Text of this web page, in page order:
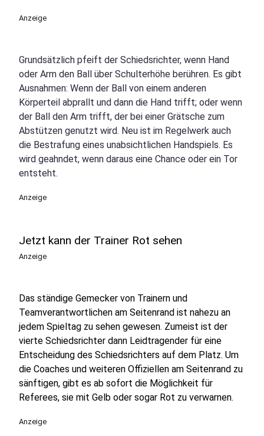
Anzeige
Grundsätzlich pfeift der Schiedsrichter, wenn Hand
oder Arm den Ball über Schulterhöhe berühren. Es gibt
Ausnahmen: Wenn der Ball von einem anderen
Körperteil abprallt und dann die Hand trifft; oder wenn
der Ball den Arm trifft, der bei einer Grätsche zum
Abstützen genutzt wird. Neu ist im Regelwerk auch
die Bestrafung eines unabsichtlichen Handspiels. Es
wird geahndet, wenn daraus eine Chance oder ein Tor
entsteht.
Anzeige
Jetzt kann der Trainer Rot sehen
Anzeige
Das ständige Gemecker von Trainern und
Teamverantwortlichen am Seitenrand ist nahezu an
jedem Spieltag zu sehen gewesen. Zumeist ist der
vierte Schiedsrichter dann Leidtragender für eine
Entscheidung des Schiedsrichters auf dem Platz. Um
die Coaches und weiteren Offiziellen am Seitenrand zu
sänftigen, gibt es ab sofort die Möglichkeit für
Referees, sie mit Gelb oder sogar Rot zu verwarnen.
Anzeige